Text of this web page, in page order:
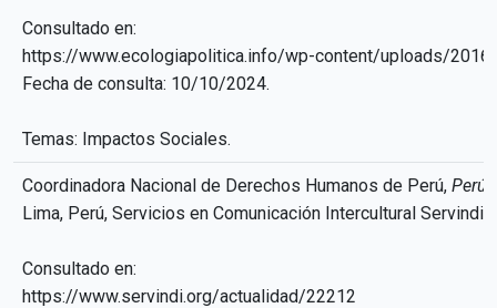
Consultado en:
https://www.ecologiapolitica.info/wp-content/uploads/
Fecha de consulta: 10/10/2024.
Temas: Impactos Sociales.
Coordinadora Nacional de Derechos Humanos de Perú, Perú:
Lima, Perú, Servicios en Comunicación Intercultural
Consultado en:
https://www.servindi.org/actualidad/22212